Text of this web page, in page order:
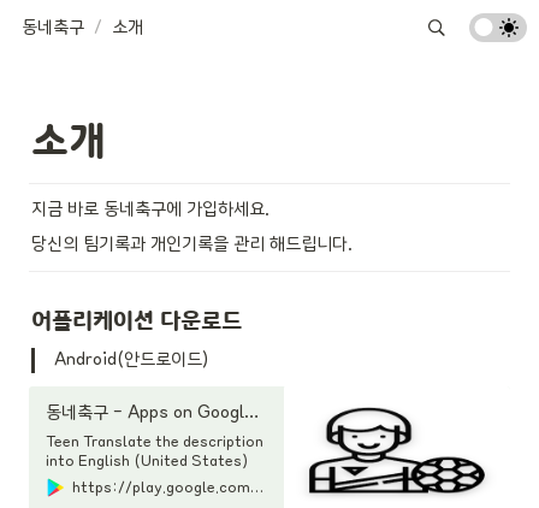
동네축구 / 소개
소개
지금 바로 동네축구에 가입하세요.
당신의 팀기록과 개인기록을 관리 해드립니다.
어플리케이션 다운로드
Android(안드로이드)
동네축구 - Apps on Google Play
Teen Translate the description
into English (United States)
using Google Translate? - 동네
에서 잘 나가는 축구/풋살 팀을 등록
https://play.google.com/store/apps/details?id=com.hyeban.footballstatus